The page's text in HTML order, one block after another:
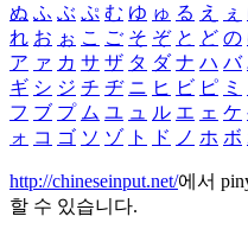
ぬ ふ ぶ ぷ む ゆ ゅ る え ぇ
れ お ぉ こ ご そ ぞ と ど の
ア ァ カ サ ザ タ ダ ナ ハ バ
ギ シ ジ チ ヂ ニ ヒ ビ ピ ミ
フ ブ プ ム ユ ュ ル エ ェ ケ
ォ コ ゴ ソ ゾ ト ド ノ ホ ボ
http://chineseinput.net/에서
할 수 있습니다.